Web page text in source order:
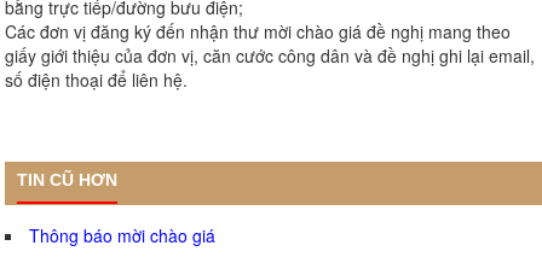
bằng trực tiếp/đường bưu điện;
Các đơn vị đăng ký đến nhận thư mời chào giá đề nghị mang theo
giấy giới thiệu của đơn vị, căn cước công dân và đề nghị ghi lại email,
số điện thoại để liên hệ.
TIN CŨ HƠN
Thông báo mời chào giá